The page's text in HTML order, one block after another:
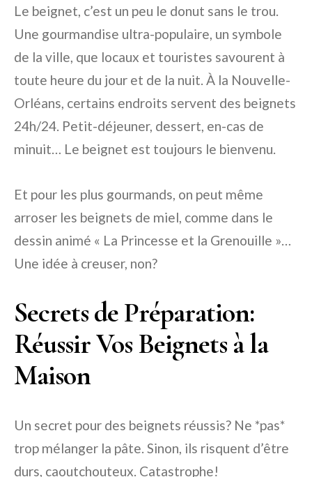
Le beignet, c’est un peu le donut sans le trou.
Une gourmandise ultra-populaire, un symbole
de la ville, que locaux et touristes savourent à
toute heure du jour et de la nuit. À la Nouvelle-
Orléans, certains endroits servent des beignets
24h/24. Petit-déjeuner, dessert, en-cas de
minuit… Le beignet est toujours le bienvenu.
Et pour les plus gourmands, on peut même
arroser les beignets de miel, comme dans le
dessin animé « La Princesse et la Grenouille »…
Une idée à creuser, non?
Secrets de Préparation:
Réussir Vos Beignets à la
Maison
Un secret pour des beignets réussis? Ne *pas*
trop mélanger la pâte. Sinon, ils risquent d’être
durs, caoutchouteux. Catastrophe!